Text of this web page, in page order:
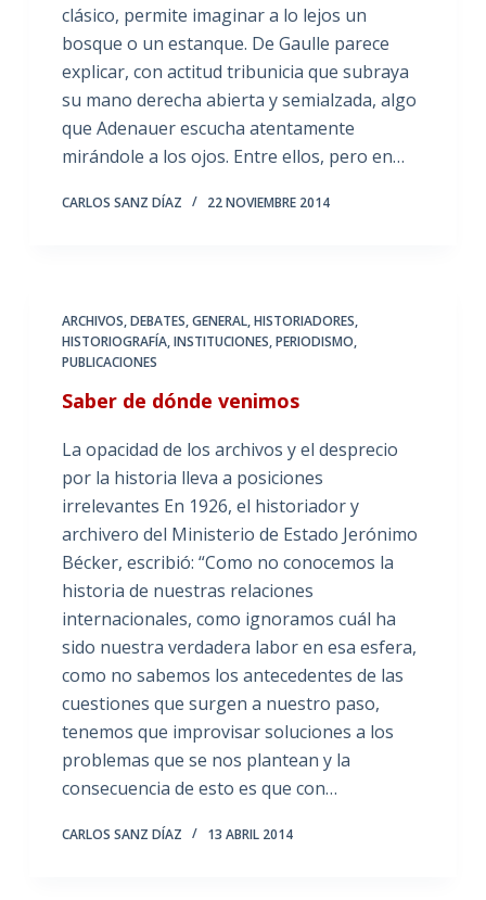
clásico, permite imaginar a lo lejos un
bosque o un estanque. De Gaulle parece
explicar, con actitud tribunicia que subraya
su mano derecha abierta y semialzada, algo
que Adenauer escucha atentamente
mirándole a los ojos. Entre ellos, pero en…
CARLOS SANZ DÍAZ 22 NOVIEMBRE 2014
ARCHIVOS,DEBATES,GENERAL,HISTORIADORES,
HISTORIOGRAFÍA,INSTITUCIONES,PERIODISMO,
PUBLICACIONES
Saber de dónde venimos
La opacidad de los archivos y el desprecio
por la historia lleva a posiciones
irrelevantes En 1926, el historiador y
archivero del Ministerio de Estado Jerónimo
Bécker, escribió: “Como no conocemos la
historia de nuestras relaciones
internacionales, como ignoramos cuál ha
sido nuestra verdadera labor en esa esfera,
como no sabemos los antecedentes de las
cuestiones que surgen a nuestro paso,
tenemos que improvisar soluciones a los
problemas que se nos plantean y la
consecuencia de esto es que con…
CARLOS SANZ DÍAZ 13 ABRIL 2014